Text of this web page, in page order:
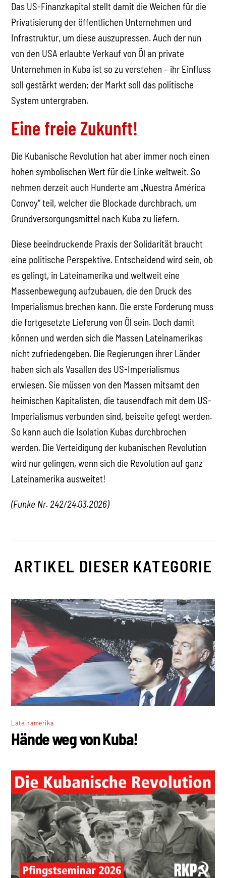
Das US-Finanzkapital stellt damit die Weichen für die
Privatisierung der öffentlichen Unternehmen und
Infrastruktur, um diese auszupressen. Auch der nun
von den USA erlaubte Verkauf von Öl an private
Unternehmen in Kuba ist so zu verstehen – ihr Einfluss
soll gestärkt werden; der Markt soll das politische
System untergraben.
Eine freie Zukunft!
Die Kubanische Revolution hat aber immer noch einen
hohen symbolischen Wert für die Linke weltweit. So
nehmen derzeit auch Hunderte am „Nuestra América
Convoy“ teil, welcher die Blockade durchbrach, um
Grundversorgungsmittel nach Kuba zu liefern.
Diese beeindruckende Praxis der Solidarität braucht
eine politische Perspektive. Entscheidend wird sein, ob
es gelingt, in Lateinamerika und weltweit eine
Massenbewegung aufzubauen, die den Druck des
Imperialismus brechen kann. Die erste Forderung muss
die fortgesetzte Lieferung von Öl sein. Doch damit
können und werden sich die Massen Lateinamerikas
nicht zufriedengeben. Die Regierungen ihrer Länder
haben sich als Vasallen des US-Imperialismus
erwiesen. Sie müssen von den Massen mitsamt den
heimischen Kapitalisten, die tausendfach mit dem US-
Imperialismus verbunden sind, beiseite gefegt werden.
So kann auch die Isolation Kubas durchbrochen
werden. Die Verteidigung der kubanischen Revolution
wird nur gelingen, wenn sich die Revolution auf ganz
Lateinamerika ausweitet!
(Funke Nr. 242/24.03.2026)
ARTIKEL DIESER KATEGORIE
Lateinamerika
Hände weg von Kuba!